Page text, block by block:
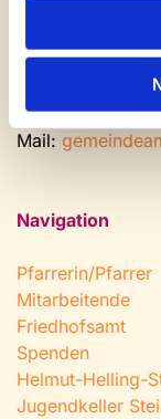
Nachmittags
0 52 04 / 36
Fax: 0 52 04 /
Mail:
Navigation
Pfarrerin/Pfarrer
Mitarbeitende
Friedhofsamt
Spenden
Helmut-Helling-
Jugendkeller